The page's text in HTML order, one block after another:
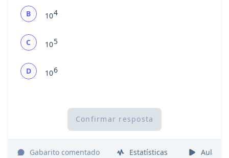
B 104
C 105
D 106
Confirmar resposta
Gabarito comentado Estatísticas Aulas